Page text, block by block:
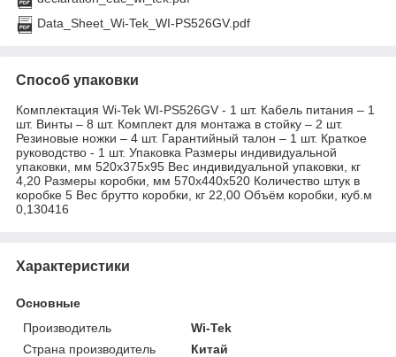
Data_Sheet_Wi-Tek_WI-PS526GV.pdf
Способ упаковки
Комплектация Wi-Tek WI-PS526GV - 1 шт. Кабель питания – 1
шт. Винты – 8 шт. Комплект для монтажа в стойку – 2 шт.
Резиновые ножки – 4 шт. Гарантийный талон – 1 шт. Краткое
руководство - 1 шт. Упаковка Размеры индивидуальной
упаковки, мм 520х375х95 Вес индивидуальной упаковки, кг
4,20 Размеры коробки, мм 570х440х520 Количество штук в
коробке 5 Вес брутто коробки, кг 22,00 Объём коробки, куб.м
0,130416
Характеристики
Основные
Производитель
Wi-Tek
Страна производитель
Китай